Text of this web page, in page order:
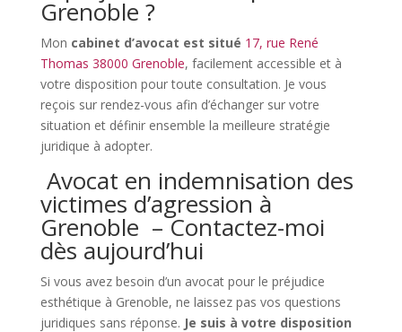
Grenoble ?
Mon cabinet d’avocat est situé 17, rue René
Thomas 38000 Grenoble, facilement accessible et à
votre disposition pour toute consultation. Je vous
reçois sur rendez-vous afin d’échanger sur votre
situation et définir ensemble la meilleure stratégie
juridique à adopter.
Avocat en indemnisation des
victimes d’agression à
Grenoble – Contactez-moi
dès aujourd’hui
Si vous avez besoin d’un avocat pour le préjudice
esthétique à Grenoble, ne laissez pas vos questions
juridiques sans réponse. Je suis à votre disposition